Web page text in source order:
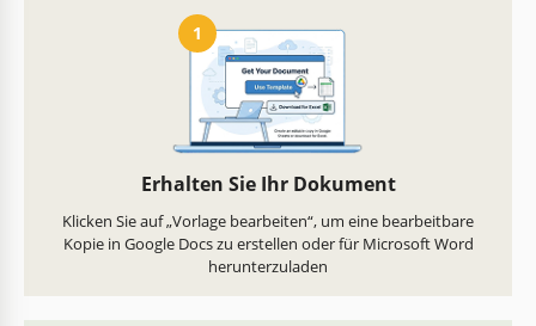
1
Erhalten Sie Ihr Dokument
Klicken Sie auf „Vorlage bearbeiten“, um eine bearbeitbare
Kopie in Google Docs zu erstellen oder für Microsoft Word
herunterzuladen